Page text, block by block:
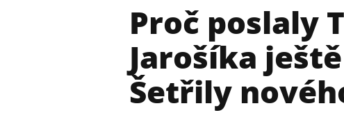
Proč poslaly
Jarošíka
Šetřily